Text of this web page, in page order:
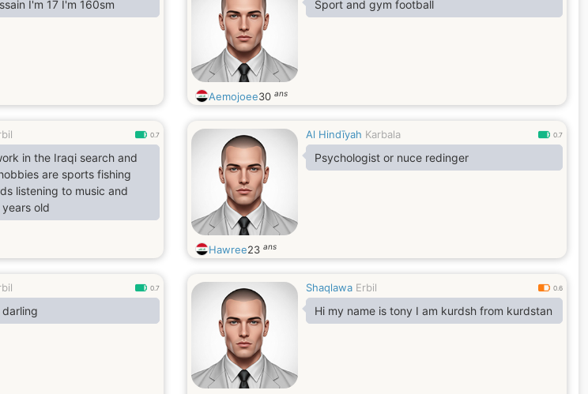
I'm 17 I'm 160sm Sport and gym football
Aemojoee30 ans
0.7
in the Iraqi search and
are sports fishing
listening to music and
old
Al Hindīyah Karbala 0.7
Psychologist or nuce redinger
Hawree23 ans
0.7 Shaqlawa Erbil 0.6
Hi my name is tony I am kurdsh from kurdstan